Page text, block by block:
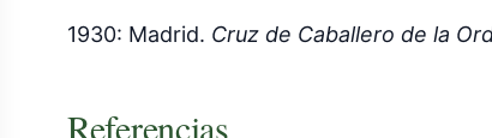
1930: Madrid. Cruz de Caballero de la
Referencias